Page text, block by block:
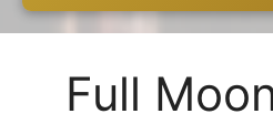
Full